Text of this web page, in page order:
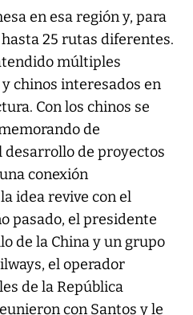
en esa región y, para
25 rutas diferentes.
múltiples
chinos interesados en
Con los chinos se
de
de proyectos
conexión
idea revive con el
pasado, el presidente
de la China y un grupo
el operador
de la República
con Santos y le